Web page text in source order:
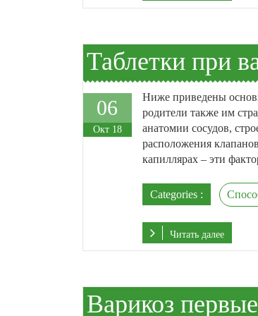
Таблетки при
06
Окт 18
Ниже приведены
родители также им
анатомии сосудов,
расположения
капиллярах – эти
Categories :
Читать далее
Варикоз